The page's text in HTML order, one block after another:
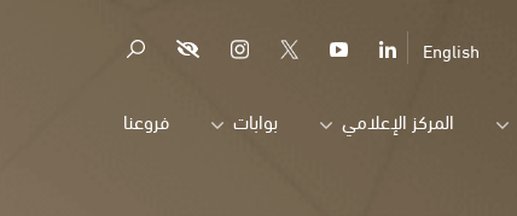
English
المركز الإعلامي بوابات فروعنا